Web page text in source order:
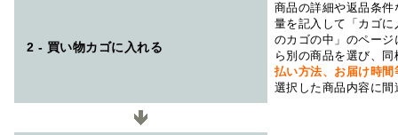
2 - 買い物カゴに入れる
商品の詳細や返品条
量を記入して「カゴ
のカゴの中」のペー
ら別の商品を選び、
払い方法、お届け時
選択した商品内容に